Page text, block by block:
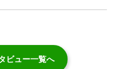
ビュー一覧へ